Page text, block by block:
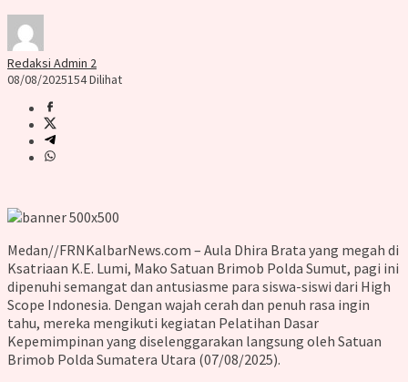
Redaksi Admin 2
08/08/2025154 Dilihat
Medan//FRNKalbarNews.com – Aula Dhira Brata yang megah di
Ksatriaan K.E. Lumi, Mako Satuan Brimob Polda Sumut, pagi ini
dipenuhi semangat dan antusiasme para siswa-siswi dari High
Scope Indonesia. Dengan wajah cerah dan penuh rasa ingin
tahu, mereka mengikuti kegiatan Pelatihan Dasar
Kepemimpinan yang diselenggarakan langsung oleh Satuan
Brimob Polda Sumatera Utara (07/08/2025).